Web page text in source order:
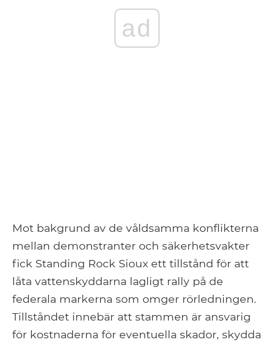
ad
Mot bakgrund av de våldsamma konflikterna
mellan demonstranter och säkerhetsvakter
fick Standing Rock Sioux ett tillstånd för att
låta vattenskyddarna lagligt rally på de
federala markerna som omger rörledningen.
Tillståndet innebär att stammen är ansvarig
för kostnaderna för eventuella skador, skydda